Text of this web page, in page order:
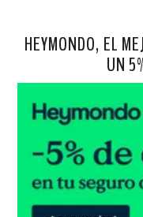
HEYMONDO, EL
UN